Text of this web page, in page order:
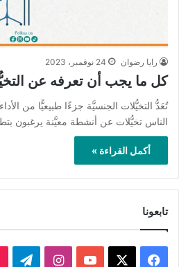
رايا رضوان 24 نوفمبر، 2023
كل ما يجب أن تعرفه عن
تُعَدُّ التخيُّلات الجنسيَّة جزءًا طبيعيًّا من
الناس تخيُّلات عن أنشطة معيَّنة يرغبون
أكمل القراءة »
تابعونا
فيسبوك ‫YouTubeانستقرام